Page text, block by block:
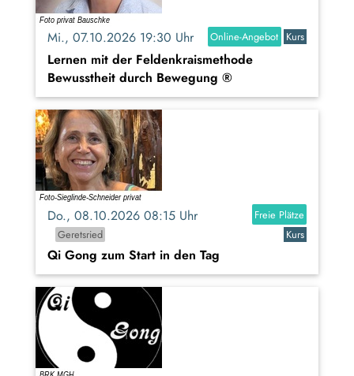
Mi., 07.10.2026 19:30 Uhr Online-Angebot Kurs
Lernen mit der Feldenkraismethode
Bewusstheit durch Bewegung ®
Do., 08.10.2026 08:15 Uhr
Freie Plätze
Geretsried
Kurs
Qi Gong zum Start in den Tag